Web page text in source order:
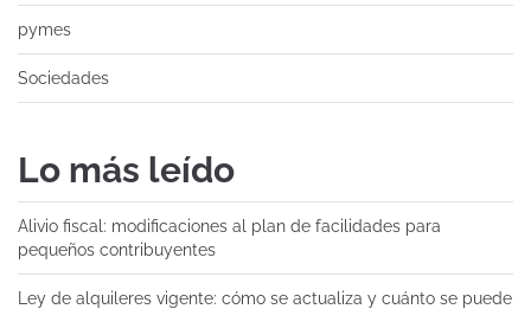
pymes
Sociedades
Lo más leído
Alivio fiscal: modificaciones al plan de facilidades para
pequeños contribuyentes
Ley de alquileres vigente: cómo se actualiza y cuánto se puede